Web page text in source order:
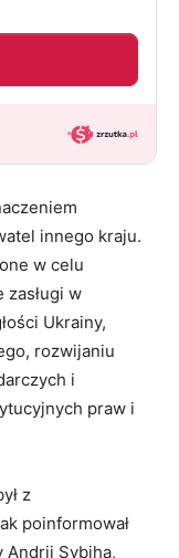
innego kraju.
w celu
w
Ukrainy,
rozwijaniu
i
praw i
z
poinformował
Andrij Sybiha,